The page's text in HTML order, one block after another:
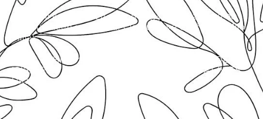
Temeljni kapital u iznosu od 2654.46€ / 20.000,00
kuna uplaćen u cijelosti. Član uprave društva je Mijo
Miljak.
IBAN: HRHR8623800061130006712 SWIFT CODE:
ISKBHR2X, ISTARSKA KREDITNA BANKA. VAT/VIES:
HR13272136326